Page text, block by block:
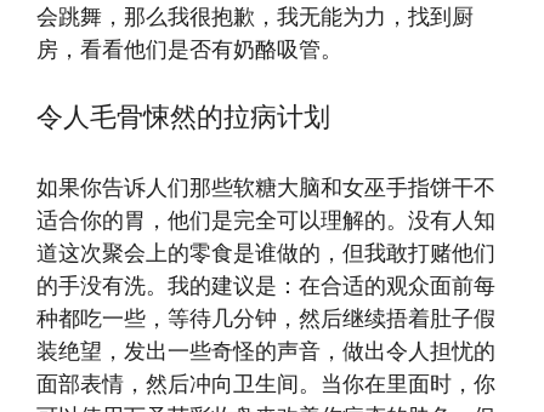
会跳舞，那么我很抱歉，我无能为力，找到厨
房，看看他们是否有奶酪吸管。
令人毛骨悚然的拉病计划
如果你告诉人们那些软糖大脑和女巫手指饼干不
适合你的胃，他们是完全可以理解的。没有人知
道这次聚会上的零食是谁做的，但我敢打赌他们
的手没有洗。我的建议是：在合适的观众面前每
种都吃一些，等待几分钟，然后继续捂着肚子假
装绝望，发出一些奇怪的声音，做出令人担忧的
面部表情，然后冲向卫生间。当你在里面时，你